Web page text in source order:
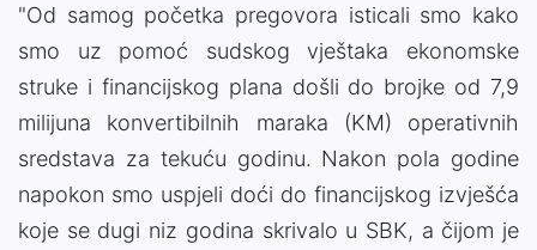
"Od samog početka pregovora isticali smo kako
smo uz pomoć sudskog vještaka ekonomske
struke i financijskog plana došli do brojke od 7,9
milijuna konvertibilnih maraka (KM) operativnih
sredstava za tekuću godinu. Nakon pola godine
napokon smo uspjeli doći do financijskog izvješća
koje se dugi niz godina skrivalo u SBK, a čijom je